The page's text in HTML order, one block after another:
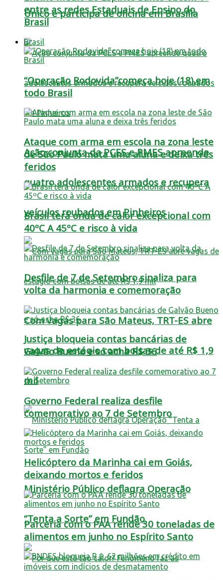
Único e participa de oficina em Brasília
Ação conjunta da PCES e PMES apreende
quatro adolescentes armados e recupera
veículos roubados em Pinheiros
Com vagas para São Mateus, TRT-ES abre
vagas de estágio com bolsas de até R$ 1,9
mil
Ministério Público deflagra Operação
“Tenta a Sorte” em Fundão
entre as redes Estaduais de Ensino do
Brasil
Brasil
“Operação Rodovida”começa hoje (18),em
todo Brasil
Ataque com arma em escola na zona leste
de São Paulo mata uma aluna e deixa três
feridos
Brasil terá onda de calor excepcional com
40ºC A 45ºC e risco à vida
Desfile de 7 de Setembro sinaliza para
volta da harmonia e comemoração
Justiça bloqueia contas bancárias de
Galvão Bueno e só acha R$ 36
Governo Federal realiza desfile
comemorativo ao 7 de Setembro
Helicóptero da Marinha cai em Goiás,
deixando mortos e feridos
Parceria com o PAA rende 30 toneladas de
alimentos em junho no Espírito Santo